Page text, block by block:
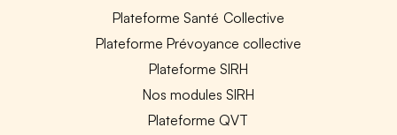
Plateforme Santé Collective
Plateforme Prévoyance collective
Plateforme SIRH
Nos modules SIRH
Plateforme QVT